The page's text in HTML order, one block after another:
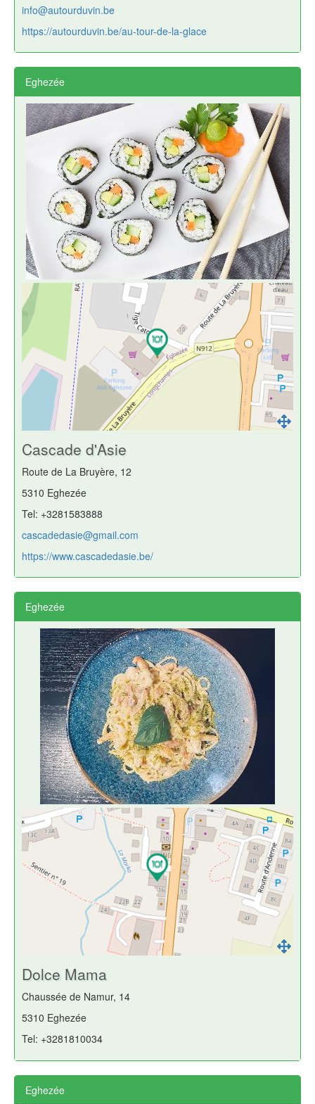
info@autourduvin.be
https://autourduvin.be/au-tour-de-la-glace
Eghezée
Cascade d'Asie
Route de La Bruyère, 12
5310 Eghezée
Tel: +3281583888
cascadedasie@gmail.com
https://www.cascadedasie.be/
Eghezée
Dolce Mama
Chaussée de Namur, 14
5310 Eghezée
Tel: +3281810034
Eghezée